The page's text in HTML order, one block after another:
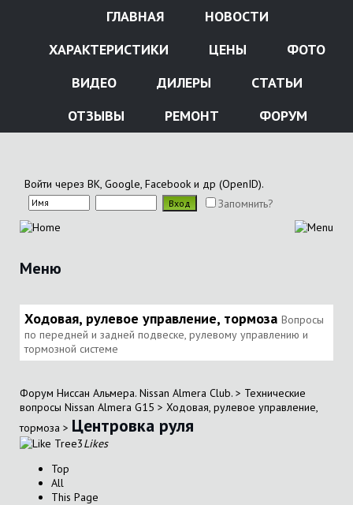
ГЛАВНАЯ
НОВОСТИ
ХАРАКТЕРИСТИКИ
ЦЕНЫ
ФОТО
ВИДЕО
ДИЛЕРЫ
СТАТЬИ
ОТЗЫВЫ
РЕМОНТ ФОРУМ
Войти через ВК, Google, Facebook и др (OpenID).
Запомнить?
Меню
Ходовая, рулевое управление, тормоза Вопросы
по передней и задней подвеске, рулевому управлению и
тормозной системе
Форум Ниссан Альмера. Nissan Almera Club. > Технические
вопросы Nissan Almera G15 > Ходовая, рулевое управление,
тормоза > Центровка руля
3Likes
Top
All
This Page